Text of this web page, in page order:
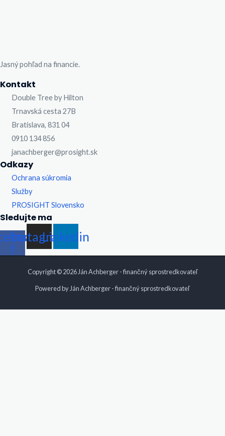
Jasný pohľad na financie.
Kontakt
Double Tree by Hilton
Trnavská cesta 27B
Bratislava, 831 04
0910 134 856
janachberger@prosight.sk
Odkazy
Ochrana súkromia
Služby
PROSIGHT Slovensko
Sledujte ma
f
Instagram
Linkedin
Copyright © 2026 Ján Achberger - finančný sprostredkovateľ
Powered by Ján Achberger - finančný sprostredkovateľ